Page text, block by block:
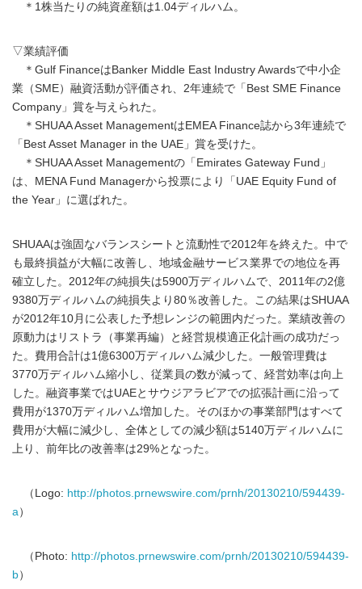
＊1株当たりの純資産額は1.04ディルハム。
▽業績評価
＊Gulf FinanceはBanker Middle East Industry Awardsで中小企
業（SME）融資活動が評価され、2年連続で「Best SME Finance
Company」賞を与えられた。
＊SHUAA Asset ManagementはEMEA Finance誌から3年連続で
「Best Asset Manager in the UAE」賞を受けた。
＊SHUAA Asset Managementの「Emirates Gateway Fund」
は、MENA Fund Managerから投票により「UAE Equity Fund of
the Year」に選ばれた。
SHUAAは強固なバランスシートと流動性で2012年を終えた。中で
も最終損益が大幅に改善し、地域金融サービス業界での地位を再
確立した。2012年の純損失は5900万ディルハムで、2011年の2億
9380万ディルハムの純損失より80％改善した。この結果はSHUAA
が2012年10月に公表した予想レンジの範囲内だった。業績改善の
原動力はリストラ（事業再編）と経営規模適正化計画の成功だっ
た。費用合計は1億6300万ディルハム減少した。一般管理費は
3770万ディルハム縮小し、従業員の数が減って、経営効率は向上
した。融資事業ではUAEとサウジアラビアでの拡張計画に沿って
費用が1370万ディルハム増加した。そのほかの事業部門はすべて
費用が大幅に減少し、全体としての減少額は5140万ディルハムに
上り、前年比の改善率は29%となった。
（Logo: http://photos.prnewswire.com/prnh/20130210/594439-
a）
（Photo: http://photos.prnewswire.com/prnh/20130210/594439-
b）